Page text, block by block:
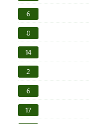
6
8
14
2
6
17